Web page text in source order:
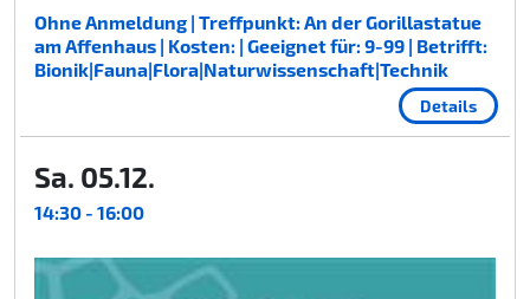
Ohne Anmeldung | Treffpunkt: An der Gorillastatue
am Affenhaus | Kosten: | Geeignet für: 9-99 | Betrifft:
Bionik|Fauna|Flora|Naturwissenschaft|Technik
Details
Sa. 05.12.
14:30 - 16:00